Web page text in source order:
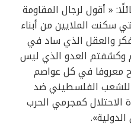
« أقول لرجال المقاومة
سكنت الملايين من أبناء
والعقل الذي ساد في
وكشفتم العدو الذي ليس
معروفا في كل عواصم
للشعب الفلسطيني ضد
الاحتلال كمجرمي الحرب